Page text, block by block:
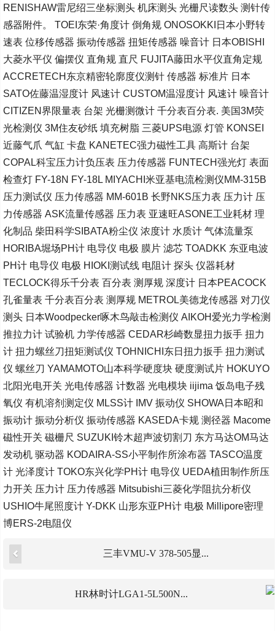
RENISHAW雷尼绍三坐标测头 机床测头 光栅尺读数头 测针传
感器附件。 TOEI东荣·角度计 倒角规 ONOSOKKI日本小野转
速表 位移传感器 振动传感器 扭矩传感器 噪音计 日本OBISHI
大菱水平仪 偏摆仪 直角规 直尺 FUJITA藤田水平仪直角定规
ACCRETECH东京精密轮廓度仪测针 传感器 标准片 日本
SATO佐藤温湿度计 风速计 CUSTOM温湿度计 风速计 噪音计
CITIZEN界限量表 台架 光栅测微计 千分表百分表. 美国3M荧
光检测仪 3M住友砂纸 填充树脂 三菱UPS电源 灯管 KONSEI
近藤气爪 气缸 卡盘 KANETEC强力磁性工具 高斯计 台架
COPAL科宝压力计负压表 压力传感器 FUNTECH强光灯 表面
检查灯 FY-18N FY-18L MIYACHI米亚基电流检测仪MM-315B
压力测试仪 压力传感器 MM-601B 长野NKS压力表 压力计 压
力传感器 ASK流量传感器 压力表 亚速旺ASONE工业耗材 理
化制品 柴田科学SIBATA粉尘仪 浓度计 水质计 气体流量泵
HORIBA堀场PH计 电导仪 电极 膜片 滤芯 TOADKK 东亚电波
PH计 电导仪 电极 HIOKI测试线 电阻计 探头 仪器耗材
TECLOCK得乐千分表 百分表 测厚规 深度计 日本PEACOCK
孔雀量表 千分表百分表 测厚规 METROL美德龙传感器 对刀仪
测头 日本Woodpecker啄木鸟敲击检测仪 AIKOH爱光力学检测
推拉力计 试验机 力学传感器 CEDAR杉崎数显扭力扳手 扭力
计 扭力螺丝刀扭矩测试仪 TOHNICHI东日扭力扳手 扭力测试
仪 螺丝刀 YAMAMOTO山本科学硬度块 硬度测试片 HOKUYO
北阳光电开关 光电传感器 计数器 光电模块 iijima 饭岛电子残
氧仪 有机溶剂测定仪 MLSS计 IMV 振动仪 SHOWA日本昭和
振动计 振动分析仪 振动传感器 KASEDA卡规 测径器 Macome
磁性开关 磁栅尺 SUZUKI铃木超声波切割刀 东方马达OM马达
发动机 驱动器 KODAIRA-SS小平制作所涂布器 TASCO温度
计 光泽度计 TOKO东兴化学PH计 电导仪 UEDA植田制作所压
力开关 压力计 压力传感器 Mitsubishi三菱化学阻抗分析仪
USHIO牛尾照度计 Y-DKK 山形东亚PH计 电极 Millipore密理
博ERS-2电阻仪
三丰VMU-V 378-505显...
HR林时计LGA1-5L500N...